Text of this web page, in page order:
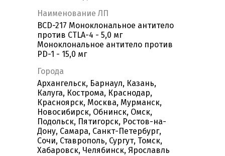
Наименование ЛП
BCD-217 Моноклональное антитело
против CTLA-4 - 5,0 мг
Моноклональное антитело против
PD-1 - 15,0 мг
Города
Архангельск, Барнаул, Казань,
Калуга, Кострома, Краснодар,
Красноярск, Москва, Мурманск,
Новосибирск, Обнинск, Омск,
Подольск, Пятигорск, Ростов-на-
Дону, Самара, Санкт-Петербург,
Сочи, Ставрополь, Сургут, Томск,
Хабаровск, Челябинск, Ярославль